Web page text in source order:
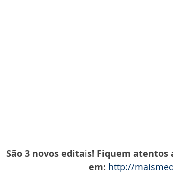
São 3 novos editais! Fiquem
em: http://